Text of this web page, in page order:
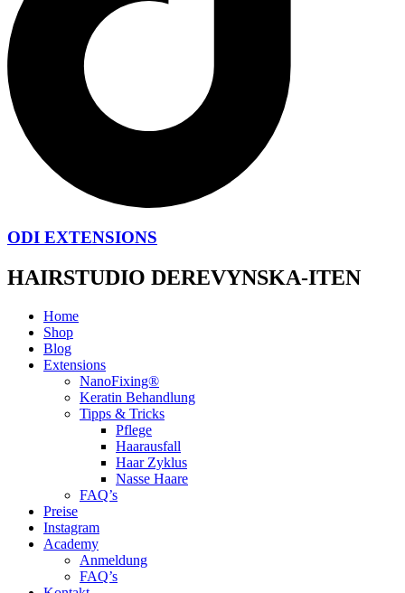
ODI EXTENSIONS
HAIRSTUDIO DEREVYNSKA-ITEN
Home
Shop
Blog
Extensions
NanoFixing®
Keratin Behandlung
Tipps & Tricks
Pflege
Haarausfall
Haar Zyklus
Nasse Haare
FAQ’s
Preise
Instagram
Academy
Anmeldung
FAQ’s